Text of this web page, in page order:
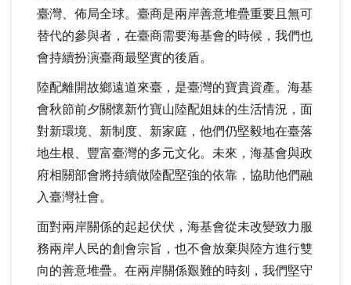
臺灣、佈局全球。臺商是兩岸善意堆疊重要且無可
替代的參與者，在臺商需要海基會的時候，我們也
會持續扮演臺商最堅實的後盾。
陸配離開故鄉遠道來臺，是臺灣的寶貴資產。海基
會秋節前夕關懷新竹寶山陸配姐妹的生活情況，面
對新環境、新制度、新家庭，他們仍堅毅地在臺落
地生根、豐富臺灣的多元文化。未來，海基會與政
府相關部會將持續做陸配堅強的依靠，協助他們融
入臺灣社會。
面對兩岸關係的起起伏伏，海基會從未改變致力服
務兩岸人民的創會宗旨，也不會放棄與陸方進行雙
向的善意堆疊。在兩岸關係艱難的時刻，我們堅守